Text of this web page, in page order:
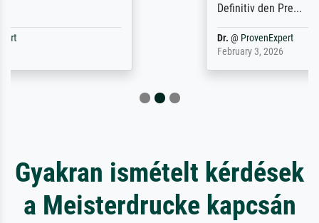
Gyakran ismételt kérdések
a Meisterdrucke kapcsán